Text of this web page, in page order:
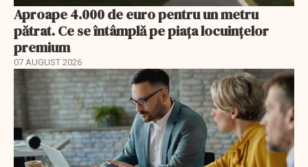
Aproape 4.000 de euro pentru un metru
pătrat. Ce se întâmplă pe piața locuințelor
premium
07 AUGUST 2026